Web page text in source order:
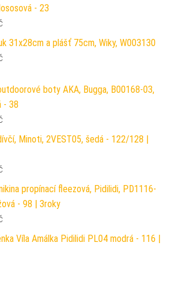
- 23
31x28cm a plášť 75cm, Wiky, W003130
boty AKA, Bugga, B00168-03,
- 38
Minoti, 2VEST05, šedá - 122/128 |
propínací fleezová, Pidilidi, PD1116-
- 98 | 3roky
Víla Amálka Pidilidi PL04 modrá - 116 |